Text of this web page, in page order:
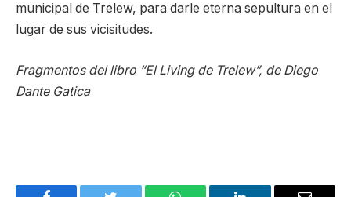
municipal de Trelew, para darle eterna sepultura en el
lugar de sus vicisitudes.
Fragmentos del libro “El Living de Trelew”, de Diego
Dante Gatica